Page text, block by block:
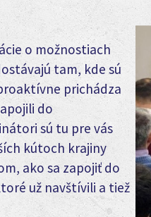
o možnostiach
tam, kde sú
prichádza
do
sú tu pre vás
kútoch krajiny
ako sa zapojiť do
už navštívili a tiež